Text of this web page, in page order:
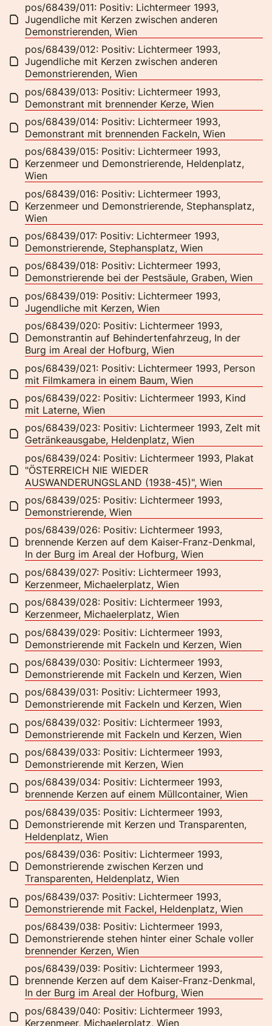
pos/68439/011: Positiv: Lichtermeer 1993,
Jugendliche mit Kerzen zwischen anderen
Demonstrierenden, Wien
pos/68439/012: Positiv: Lichtermeer 1993,
Jugendliche mit Kerzen zwischen anderen
Demonstrierenden, Wien
pos/68439/013: Positiv: Lichtermeer 1993,
Demonstrant mit brennender Kerze, Wien
pos/68439/014: Positiv: Lichtermeer 1993,
Demonstrant mit brennenden Fackeln, Wien
pos/68439/015: Positiv: Lichtermeer 1993,
Kerzenmeer und Demonstrierende, Heldenplatz,
Wien
pos/68439/016: Positiv: Lichtermeer 1993,
Kerzenmeer und Demonstrierende, Stephansplatz,
Wien
pos/68439/017: Positiv: Lichtermeer 1993,
Demonstrierende, Stephansplatz, Wien
pos/68439/018: Positiv: Lichtermeer 1993,
Demonstrierende bei der Pestsäule, Graben, Wien
pos/68439/019: Positiv: Lichtermeer 1993,
Jugendliche mit Kerzen, Wien
pos/68439/020: Positiv: Lichtermeer 1993,
Demonstrantin auf Behindertenfahrzeug, In der
Burg im Areal der Hofburg, Wien
pos/68439/021: Positiv: Lichtermeer 1993, Person
mit Filmkamera in einem Baum, Wien
pos/68439/022: Positiv: Lichtermeer 1993, Kind
mit Laterne, Wien
pos/68439/023: Positiv: Lichtermeer 1993, Zelt mit
Getränkeausgabe, Heldenplatz, Wien
pos/68439/024: Positiv: Lichtermeer 1993, Plakat
"ÖSTERREICH NIE WIEDER
AUSWANDERUNGSLAND (1938-45)", Wien
pos/68439/025: Positiv: Lichtermeer 1993,
Demonstrierende, Wien
pos/68439/026: Positiv: Lichtermeer 1993,
brennende Kerzen auf dem Kaiser-Franz-Denkmal,
In der Burg im Areal der Hofburg, Wien
pos/68439/027: Positiv: Lichtermeer 1993,
Kerzenmeer, Michaelerplatz, Wien
pos/68439/028: Positiv: Lichtermeer 1993,
Kerzenmeer, Michaelerplatz, Wien
pos/68439/029: Positiv: Lichtermeer 1993,
Demonstrierende mit Fackeln und Kerzen, Wien
pos/68439/030: Positiv: Lichtermeer 1993,
Demonstrierende mit Fackeln und Kerzen, Wien
pos/68439/031: Positiv: Lichtermeer 1993,
Demonstrierende mit Fackeln und Kerzen, Wien
pos/68439/032: Positiv: Lichtermeer 1993,
Demonstrierende mit Fackeln und Kerzen, Wien
pos/68439/033: Positiv: Lichtermeer 1993,
Demonstrierende mit Kerzen, Wien
pos/68439/034: Positiv: Lichtermeer 1993,
brennende Kerzen auf einem Müllcontainer, Wien
pos/68439/035: Positiv: Lichtermeer 1993,
Demonstrierende mit Kerzen und Transparenten,
Heldenplatz, Wien
pos/68439/036: Positiv: Lichtermeer 1993,
Demonstrierende zwischen Kerzen und
Transparenten, Heldenplatz, Wien
pos/68439/037: Positiv: Lichtermeer 1993,
Demonstrierende mit Fackel, Heldenplatz, Wien
pos/68439/038: Positiv: Lichtermeer 1993,
Demonstrierende stehen hinter einer Schale voller
brennender Kerzen, Wien
pos/68439/039: Positiv: Lichtermeer 1993,
brennende Kerzen auf dem Kaiser-Franz-Denkmal,
In der Burg im Areal der Hofburg, Wien
pos/68439/040: Positiv: Lichtermeer 1993,
Kerzenmeer, Michaelerplatz, Wien